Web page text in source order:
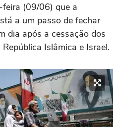
(09/06) que a
a um passo de fechar
dia após a cessação dos
Islâmica e Israel.